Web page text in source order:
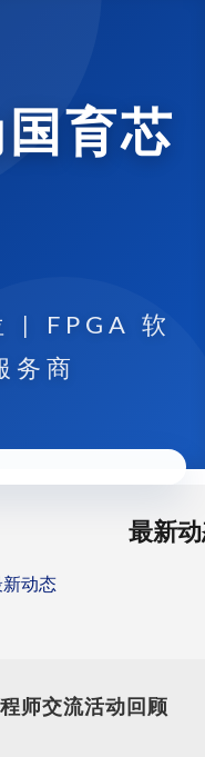
育芯
| FPGA 软
务商
最新
动态
师交流活动回顾